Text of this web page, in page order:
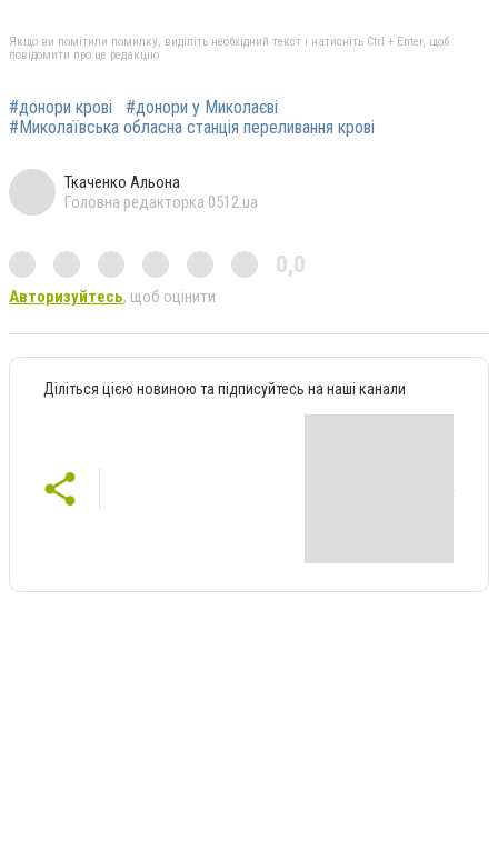
Якщо ви помітили помилку, виділіть необхідний текст і натисніть Ctrl + Enter, щоб
повідомити про це редакцію
#донори крові
#донори у Миколаєві
#Миколаївська обласна станція переливання крові
Ткаченко Альона
Головна редакторка 0512.ua
0,0
Авторизуйтесь, щоб оцінити
Діліться цією новиною та підписуйтесь на наші канали